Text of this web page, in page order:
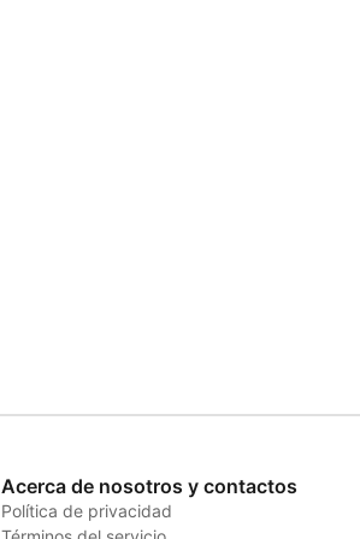
Acerca de nosotros y contactos
Política de privacidad